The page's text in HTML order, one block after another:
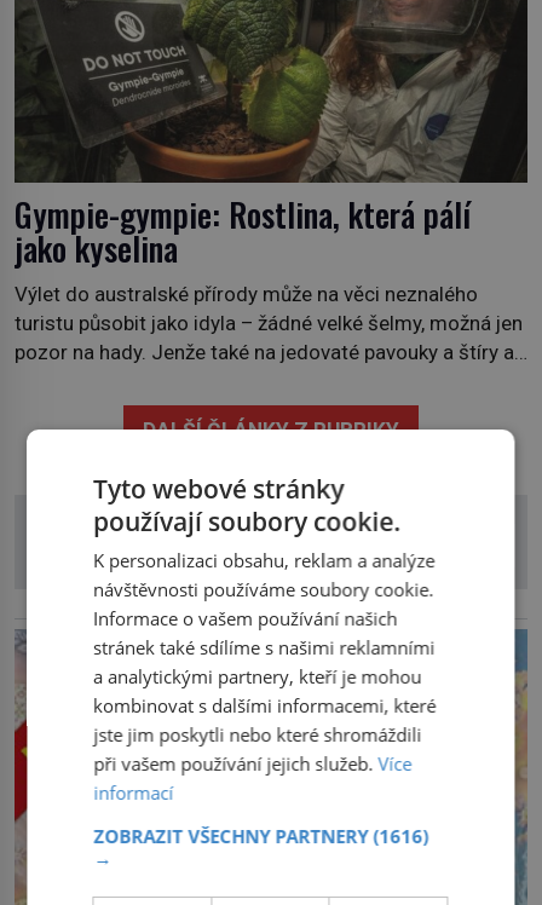
Gympie-gympie: Rostlina, která pálí
jako kyselina
Výlet do australské přírody může na věci neznalého
turistu působit jako idyla – žádné velké šelmy, možná jen
pozor na hady. Jenže také na jedovaté pavouky a štíry a
Stačí letmý dotyk a ozve se pronikavá bolest, která
přetrvává i týdny. Nenápadný tento […]
DALŠÍ ČLÁNKY Z RUBRIKY
Tyto webové stránky
používají soubory cookie.
K personalizaci obsahu, reklam a analýze
návštěvnosti používáme soubory cookie.
Informace o vašem používání našich
stránek také sdílíme s našimi reklamními
a analytickými partnery, kteří je mohou
kombinovat s dalšími informacemi, které
jste jim poskytli nebo které shromáždili
při vašem používání jejich služeb.Více
informací
ZOBRAZIT VŠECHNY PARTNERY(1616)
→